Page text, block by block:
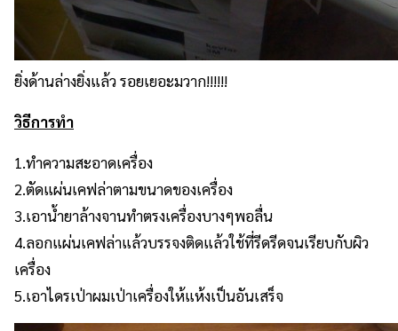
ยิ่งด้านล่างยิ่งแล้ว รอยเยอะมวาก!!!!!!
วิธีการทำ
1.ทำความสะอาดเครื่อง
2.ตัดแผ่นเคฟล่าตามขนาดของเครื่อง
3.เอาน้ำยาล้างจานทำตรงเครื่องบางๆพอลื่น
4.ลอกแผ่นเคฟล่าแล้วบรรจงติดแล้วใช้ที่รีดรีดจนเรียบกับผิว
เครื่อง
5.เอาไดรเป่าผมเป่าเครื่องให้แห้งเป็นอันเสร็จ